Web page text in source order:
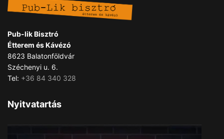
Pub-lik Bisztró
Étterem és Kávézó
8623 Balatonföldvár
Széchenyi u. 6.
Tel: +36 84 340 328
Nyitvatartás